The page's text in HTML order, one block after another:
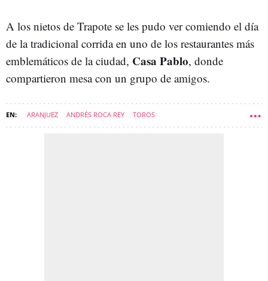
A los nietos de Trapote se les pudo ver comiendo el día
de la tradicional corrida en uno de los restaurantes más
emblemáticos de la ciudad, Casa Pablo, donde
compartieron mesa con un grupo de amigos.
ARANJUEZ ANDRÉS ROCA REY TOROS